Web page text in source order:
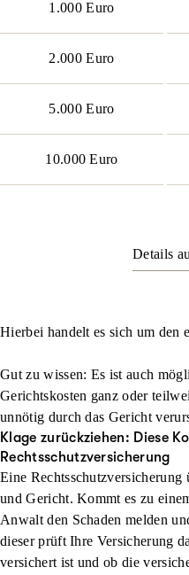
1.000 Euro
2.000 Euro
5.000 Euro
10.000 Euro
Hierbei handelt es sich um den
Gut zu wissen: Es ist auch
Gerichtskosten ganz oder
unnötig durch das Gericht
Klage zurückziehen: Diese
Rechtsschutzversicherung
Eine
und Gericht. Kommt es zu
Anwalt den Schaden melden
dieser prüft Ihre Versicherung
versichert ist und ob die